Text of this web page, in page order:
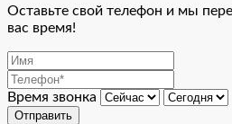
Оставьте свой телефон и мы
вас время!
Время звонка
Отправить